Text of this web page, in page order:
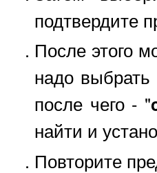
подтвердите
После этого
надо
после чего - "
найти и
Повторите